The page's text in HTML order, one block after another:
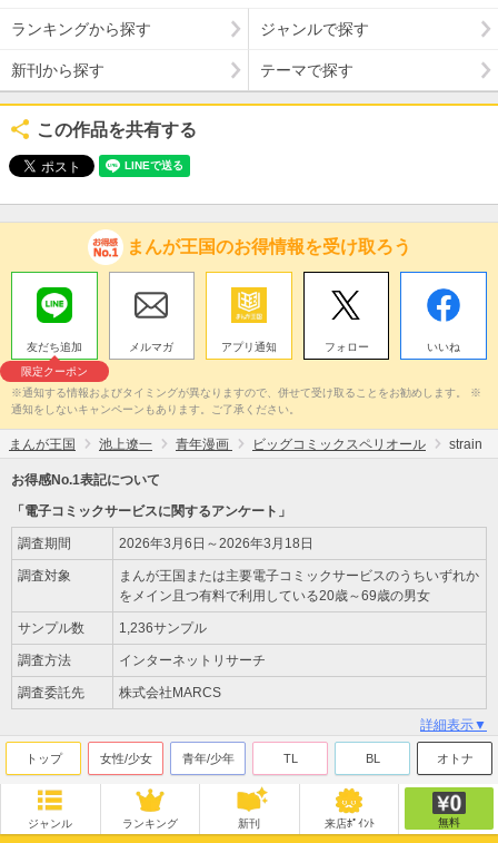
ランキングから探す ジャンルで探す
新刊から探す テーマで探す
この作品を共有する
まんが王国のお得情報を受け取ろう
友だち追加
限定クーポン
メルマガ アプリ通知 フォロー いいね
※通知する情報およびタイミングが異なりますので、併せて受け取ることをお勧めします。 ※
通知をしないキャンペーンもあります。ご了承ください。
まんが王国 池上遼一 青年漫画 ビッグコミックスペリオール strain
お得感No.1表記について
「電子コミックサービスに関するアンケート」
調査期間 2026年3月6日～2026年3月18日
調査対象
まんが王国または主要電子コミックサービスのうちいずれか
をメイン且つ有料で利用している20歳～69歳の男女
サンプル数 1,236サンプル
調査方法 インターネットリサーチ
調査委託先 株式会社MARCS
詳細表示▼
トップ 女性/少女 青年/少年 TL BL オトナ
ジャンル ランキング 新刊 来店ﾎﾟｲﾝﾄ 無料